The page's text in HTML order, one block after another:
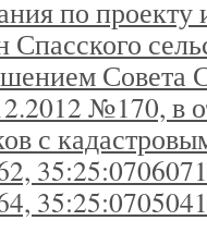
по проекту
Совета
№170, в
с